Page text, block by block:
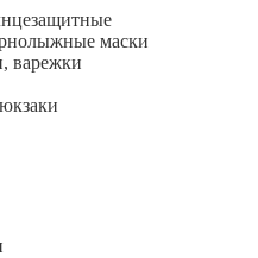
маски
варежки